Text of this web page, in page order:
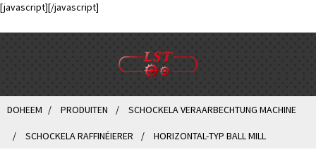
[javascript][/javascript]
DOHEEM PRODUITEN SCHOCKELA VERAARBECHTUNG MACHINE
SCHOCKELA RAFFINÉIERER HORIZONTAL-TYP BALL MILL